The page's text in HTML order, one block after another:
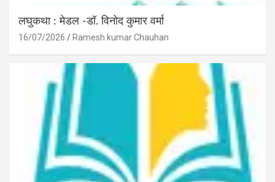
लघुकथा : मेडल -डॉ. विनोद कुमार वर्मा
16/07/2026 Ramesh kumar Chauhan